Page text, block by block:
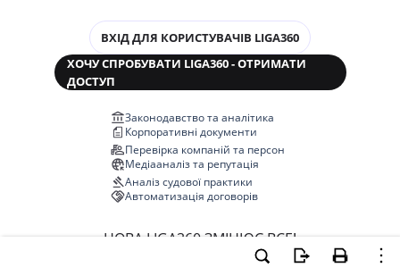
ВХІД ДЛЯ КОРИСТУВАЧІВ LIGA360
ХОЧУ СПРОБУВАТИ LIGA360 - ОТРИМАТИ
ДОСТУП
Законодавство та аналітика
Корпоративні документи
Перевірка компаній та персон
Медіааналіз та репутація
Аналіз судової практики
Автоматизація договорів
НОВА LIGA360 ЗМІНЮЄ ВСЕ!